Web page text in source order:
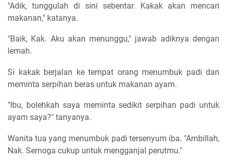
"Adik, tunggulah di sini sebentar. Kakak akan mencari
makanan," katanya.
"Baik, Kak. Aku akan menunggu," jawab adiknya dengan
lemah.
Si kakak berjalan ke tempat orang menumbuk padi dan
meminta serpihan beras untuk makanan ayam.
"Ibu, bolehkah saya meminta sedikit serpihan padi untuk
ayam saya?" tanyanya.
Wanita tua yang menumbuk padi tersenyum iba. "Ambillah,
Nak. Semoga cukup untuk mengganjal perutmu."